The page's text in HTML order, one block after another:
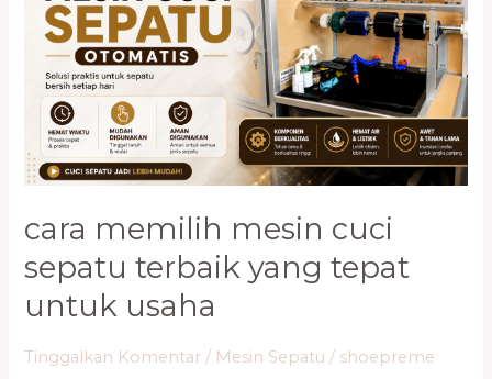
cara memilih mesin cuci
sepatu terbaik yang tepat
untuk usaha
Tinggalkan Komentar / Mesin Sepatu / shoepreme
Terbaik
yang
Tepat
untuk
Usaha